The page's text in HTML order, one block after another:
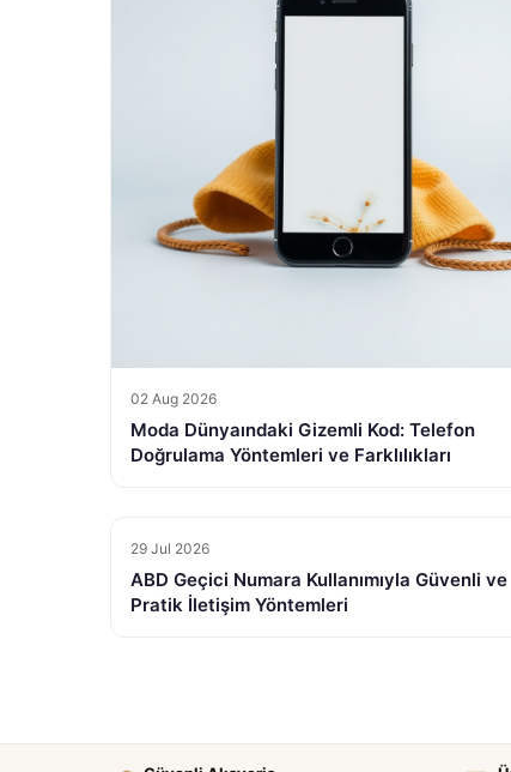
02 Aug 2026
Moda Dünyaındaki Gizemli Kod: Telefon
Doğrulama Yöntemleri ve Farklılıkları
29 Jul 2026
ABD Geçici Numara Kullanımıyla Güvenli ve
Pratik İletişim Yöntemleri